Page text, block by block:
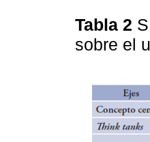
Tabla 2
sobre el